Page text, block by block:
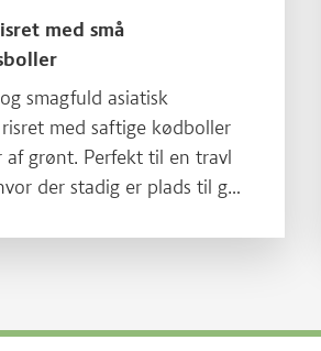
med små
smagfuld asiatisk
med saftige kødboller
af grønt. Perfekt til en travl
der stadig er plads til god